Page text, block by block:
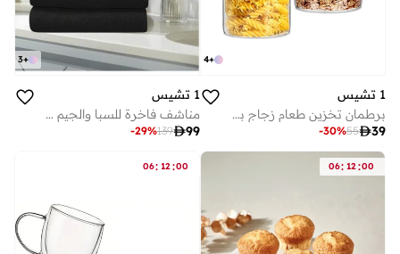
+
4
1 تشيس
برطمان تخزين طعام زجاج بوروسيليكات بغطاء خيزران 2 قطعة 750 مل
39
55
-30%
+
3
1 تشيس
مناشف فاخرة للسبا والجيم وحمام السباحة والصالون. منشفة حمام قطنية 100% عبوة من قطعتين 70×140 سم 650 جرام لكل متر مربع، أسود
99
139
-29%
06: 12 :00
06: 12 :00